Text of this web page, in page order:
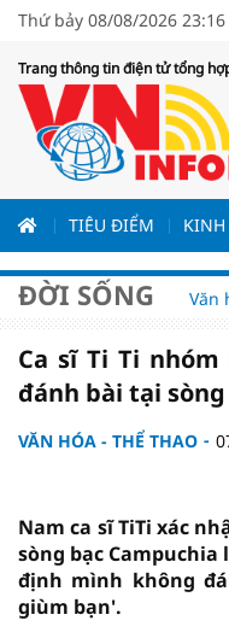
Thứ bảy 08/08/2026 23:16
Trang thông tin điện tử tổng
TIÊU ĐIỂM KINH
ĐỜI SỐNG Văn
Ca sĩ Ti Ti
đánh bài tại
VĂN HÓA - THỂ THAO
Nam ca sĩ TiTi xác
sòng bạc
định mình không
giùm bạn'.